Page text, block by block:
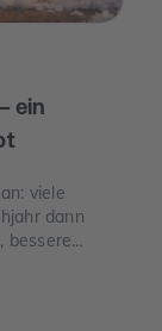
ein
viele
dann
bessere